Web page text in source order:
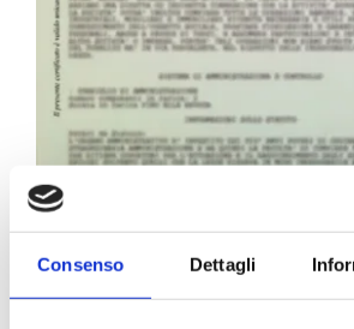
Consenso Dettagli
Carta